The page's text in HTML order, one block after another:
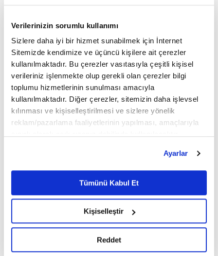
Verilerinizin sorumlu kullanımı
Sizlere daha iyi bir hizmet sunabilmek için İnternet
Sitemizde kendimize ve üçüncü kişilere ait çerezler
kullanılmaktadır. Bu çerezler vasıtasıyla çeşitli kişisel
verileriniz işlenmekte olup gerekli olan çerezler bilgi
toplumu hizmetlerinin sunulması amacıyla
kullanılmaktadır. Diğer çerezler, sitemizin daha işlevsel
kılınması ve kişiselleştirilmesi ve sizlere yönelik
reklam/pazarlama faaliyetlerinin yapılması, amaçlarıyla
belirleyebilirsiniz. Çerezlere ilişkin detaylı bilgi için
Ayarlar butonuna tıklayabilir,Çerez Bilgilendirme
Metnimizi ziyaret edebilirsiniz.
6698 sayılı Kişisel Verilerin Korunması Kanunu uyarınca
okumak ve sitemizi ziyaretiniz kapsamında
gerçekleştirilen veri işleme faaliyetleri ile ilgili daha
detaylı bilgi almak için lütfentıklayınız.
Ayarlar
Tümünü Kabul Et
Kişiselleştir
Reddet
uçuş trafiğinin kapanması ve 14 günlük karantina
süreci dolayısıyla Hint düğün sektörünün yüzde 100
zarara uğradığını aktaran Özpak, şöyle konuştu:
"Pandemi sona ermeden 1 milyon doları aşan
yüksek bütçeli Hint düğünlerini görmenin çok
mümkün olmayacağını düşünüyorum. Alternatif
karantina sürecinin değerlendirmeye alınması
gerektiğini söylüyorum. Uçuşlar ve karantina
süreçleri kaldırılmadan aktif düğünler mümkün
olmayacak. Kısıtlamaların kalması ile Hint
düğünlerinde artış gerçekleşemeyecek. Türkiye ile
Hindistan arasındaki hava trafiği şu an kapalı.